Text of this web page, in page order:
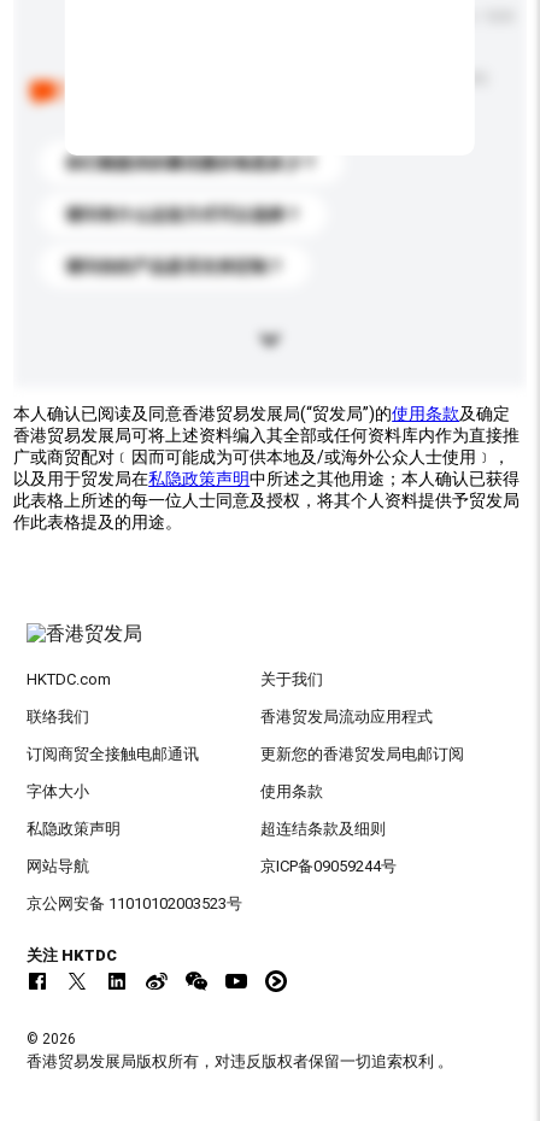
你们能提供的最优惠价格是多少？
请问有什么运送方式可以选择？
请问你的产品是否支持定制？
本人确认已阅读及同意香港贸易发展局(“贸发局”)的使用条款及确定
香港贸易发展局可将上述资料编入其全部或任何资料库内作为直接推
广或商贸配对﹝因而可能成为可供本地及/或海外公众人士使用﹞，
以及用于贸发局在私隐政策声明中所述之其他用途；本人确认已获得
此表格上所述的每一位人士同意及授权，将其个人资料提供予贸发局
作此表格提及的用途。
HKTDC.com 关于我们
联络我们 香港贸发局流动应用程式
订阅商贸全接触电邮通讯 更新您的香港贸发局电邮订阅
字体大小 使用条款
私隐政策声明 超连结条款及细则
网站导航 京ICP备09059244号
京公网安备 11010102003523号
关注 HKTDC
© 2026
香港贸易发展局版权所有，对违反版权者保留一切追索权利 。